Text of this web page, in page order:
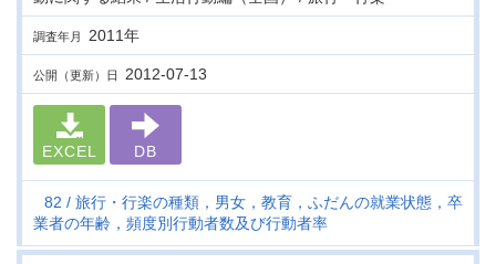
調査年月 2011年
公開（更新）日 2012-07-13
EXCEL DB
82
旅行・行楽の種類，男女，教育，ふだんの就業状態，卒
業者の年齢，頻度別行動者数及び行動者率